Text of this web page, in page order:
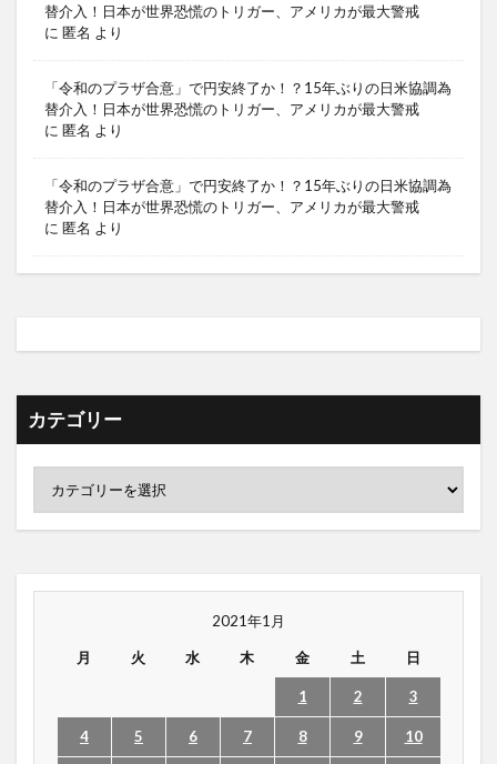
替介入！日本が世界恐慌のトリガー、アメリカが最大警戒
に 匿名 より
「令和のプラザ合意」で円安終了か！？15年ぶりの日米協調為
替介入！日本が世界恐慌のトリガー、アメリカが最大警戒
に 匿名 より
「令和のプラザ合意」で円安終了か！？15年ぶりの日米協調為
替介入！日本が世界恐慌のトリガー、アメリカが最大警戒
に 匿名 より
カテゴリー
2021年1月
月 火 水 木 金 土 日
1 2 3
4 5 6 7 8 9 10